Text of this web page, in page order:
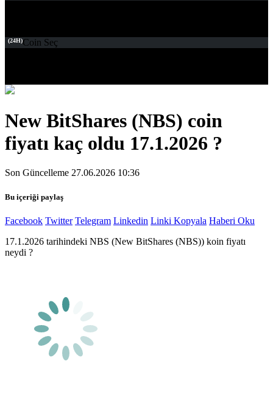
(24H)Coin Seç
New BitShares (NBS) coin
fiyatı kaç oldu 17.1.2026 ?
Son Güncelleme 27.06.2026 10:36
Bu içeriği paylaş
Facebook Twitter Telegram Linkedin Linki Kopyala Haberi Oku
17.1.2026 tarihindeki NBS (New BitShares (NBS)) koin fiyatı
neydi ?